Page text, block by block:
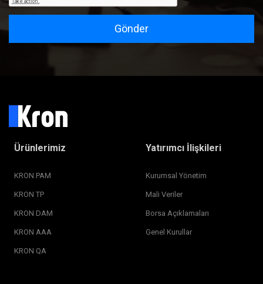
Gönder
Ürünlerimiz
KRON PAM
KRON TP
KRON DAM
KRON AAA
KRON QA
Yatırımcı İlişkileri
Kurumsal Yönetim
Mali Veriler
Borsa Açıklamaları
Genel Kurullar